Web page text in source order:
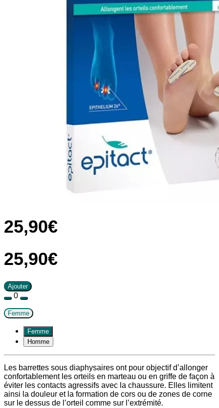
25,90€
25,90€
Ajouter
0
Femme
Femme
Homme
Les barrettes sous diaphysaires ont pour objectif d’allonger
confortablement les orteils en marteau ou en griffe de façon à
éviter les contacts agressifs avec la chaussure. Elles limitent
ainsi la douleur et la formation de cors ou de zones de corne
sur le dessus de l’orteil comme sur l’extrémité.